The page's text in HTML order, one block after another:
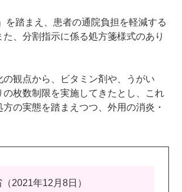
踏まえ、患者の通院負担を軽減する
、分割指示に係る処方箋様式のあり
観点から、ビタミン剤や、うがい
枚数制限を実施してきたとし、これ
の実態を踏まえつつ、外用の消炎・
2021年12月8日）